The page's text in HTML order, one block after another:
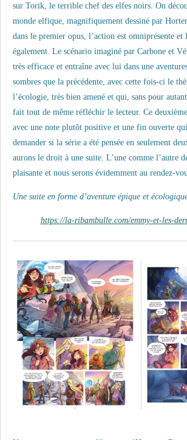
sur Torik, le terrible chef des elfes noirs. On
monde elfique, magnifiquement dessiné par
dans le premier opus, l’action est omniprésente et
également. Le scénario imaginé par Carbone et
très efficace et entraîne avec lui dans une
sombres que la précédente, avec cette fois-ci le
l’écologie, très bien amené et qui, sans pour
fait tout de même réfléchir le lecteur. Ce
avec une note plutôt positive et une fin ouverte
demander si la série a été pensée en seulement
aurons le droit à une suite. L’une comme l’autre
plaisante et nous serons évidemment au rendez-
Une suite en forme d’aventure épique et
https://la-ribambulle.com/emmy-et-les-